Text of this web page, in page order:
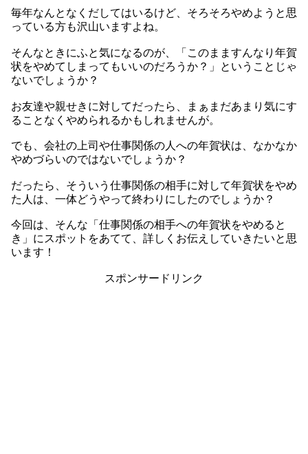
毎年なんとなくだしてはいるけど、そろそろやめようと思
っている方も沢山いますよね。
そんなときにふと気になるのが、「このまますんなり年賀
状をやめてしまってもいいのだろうか？」ということじゃ
ないでしょうか？
お友達や親せきに対してだったら、まぁまだあまり気にす
ることなくやめられるかもしれませんが。
でも、会社の上司や仕事関係の人への年賀状は、なかなか
やめづらいのではないでしょうか？
だったら、そういう仕事関係の相手に対して年賀状をやめ
た人は、一体どうやって終わりにしたのでしょうか？
今回は、そんな「仕事関係の相手への年賀状をやめると
き」にスポットをあてて、詳しくお伝えしていきたいと思
います！
スポンサードリンク